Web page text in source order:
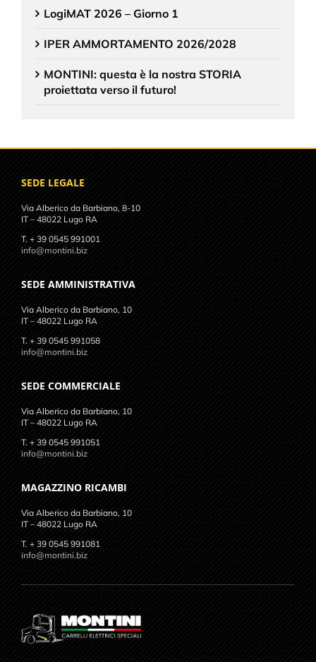
LogiMAT 2026 – Giorno 1
IPER AMMORTAMENTO 2026/2028
MONTINI: questa è la nostra STORIA
proiettata verso il futuro!
SEDE LEGALE
Via Alberico da Barbiano, 8-10
IT – 48022 Lugo RA
T. + 39 0545 991001
info@montini.biz
SEDE AMMINISTRATIVA
Via Alberico da Barbiano, 10
IT – 48022 Lugo RA
T. + 39 0545 991058
info@montini.biz
SEDE COMMERCIALE
Via Alberico da Barbiano, 10
IT – 48022 Lugo RA
T. + 39 0545 991051
info@montini.biz
MAGAZZINO RICAMBI
Via Alberico da Barbiano, 10
IT – 48022 Lugo RA
T. + 39 0545 991081
info@montini.biz